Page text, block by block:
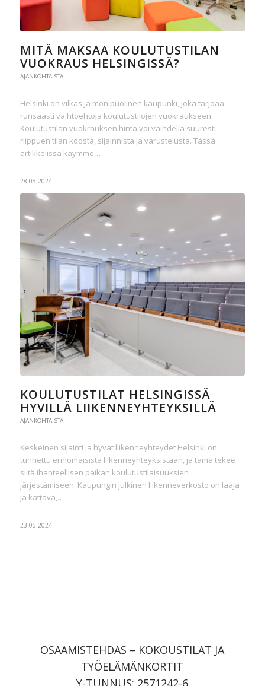
MITÄ MAKSAA KOULUTUSTILAN
VUOKRAUS HELSINGISSÄ?
AJANKOHTAISTA
Helsinki on vilkas ja monipuolinen kaupunki, joka tarjoaa
runsaasti vaihtoehtoja koulutustilojen vuokraukseen.
Koulutustilan vuokrauksen hinta voi vaihdella suuresti
riippuen tilan koosta, sijainnista ja varustelusta. Tässä
artikkelissa käymme…
28.05.2024
KOULUTUSTILAT HELSINGISSÄ
HYVILLÄ LIIKENNEYHTEYKSILLÄ
AJANKOHTAISTA
Keskeinen sijainti ja hyvät liikenneyhteydet Helsinki on
tunnettu erinomaisista liikenneyhteyksistään, ja tämä tekee
siitä ihanteellisen paikan koulutustilaisuuksien
järjestämiseen. Kaupungin julkinen liikenneverkosto on laaja
ja kattava,…
23.05.2024
OSAAMISTEHDAS – KOKOUSTILAT JA
TYÖELÄMÄNKORTIT
Y-TUNNUS: 2571242-6